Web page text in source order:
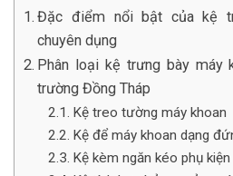
Đặc điểm nổi bật của kệ
chuyên dụng
Phân loại kệ trưng bày máy
trường Đồng Tháp
Kệ treo tường máy khoan
Kệ để máy khoan dạng
Kệ kèm ngăn kéo phụ kiện